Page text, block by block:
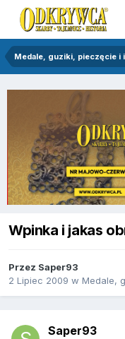
Medale, guziki, pieczęcie i
Wpinka i jakas
Przez Saper93
2 Lipiec 2009 w Medale,
Saper93